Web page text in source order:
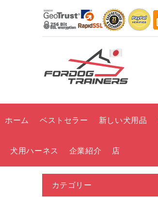
ホーム ベストセラー 新しい犬用品
犬用ハーネス 企業紹介 店
カテゴリー